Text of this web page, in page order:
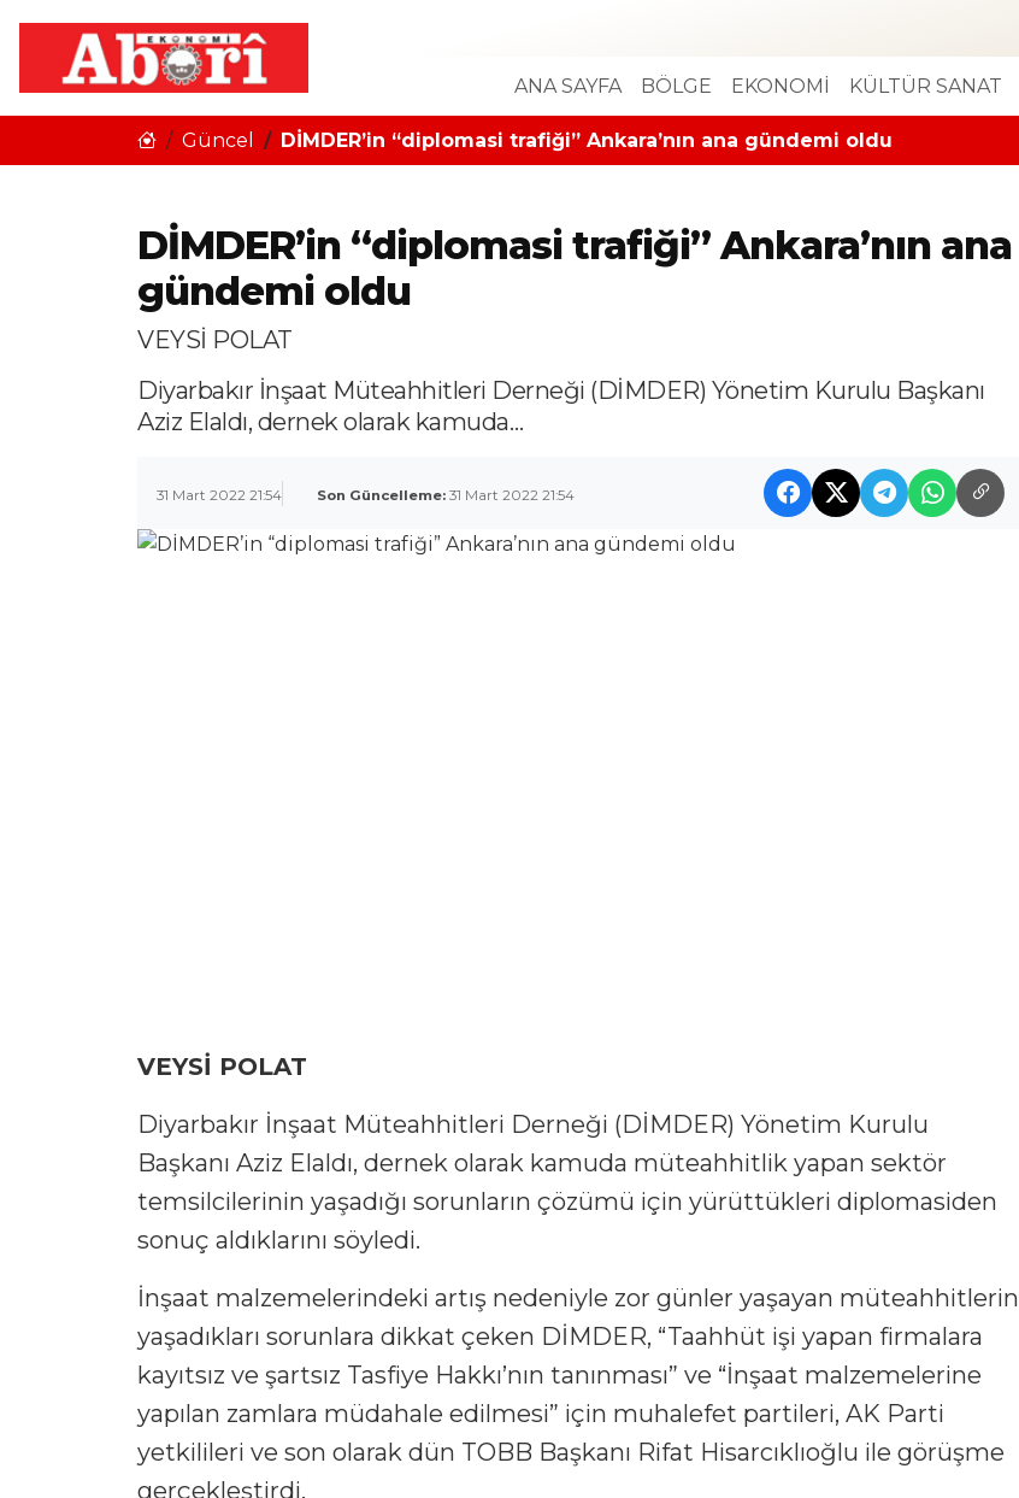
ANA SAYFA BÖLGE EKONOMİ KÜLTÜR SANAT
Güncel DİMDER’in “diplomasi trafiği” Ankara’nın ana gündemi oldu
DİMDER’in “diplomasi trafiği” Ankara’nın ana
gündemi oldu
VEYSİ POLAT
Diyarbakır İnşaat Müteahhitleri Derneği (DİMDER) Yönetim Kurulu Başkanı
Aziz Elaldı, dernek olarak kamuda…
31 Mart 2022 21:54 Son Güncelleme: 31 Mart 2022 21:54
VEYSİ POLAT
Diyarbakır İnşaat Müteahhitleri Derneği (DİMDER) Yönetim Kurulu
Başkanı Aziz Elaldı, dernek olarak kamuda müteahhitlik yapan sektör
temsilcilerinin yaşadığı sorunların çözümü için yürüttükleri diplomasiden
sonuç aldıklarını söyledi.
İnşaat malzemelerindeki artış nedeniyle zor günler yaşayan müteahhitlerin
yaşadıkları sorunlara dikkat çeken DİMDER, “Taahhüt işi yapan firmalara
kayıtsız ve şartsız Tasfiye Hakkı’nın tanınması” ve “İnşaat malzemelerine
yapılan zamlara müdahale edilmesi” için muhalefet partileri, AK Parti
yetkilileri ve son olarak dün TOBB Başkanı Rifat Hisarcıklıoğlu ile görüşme
gerçekleştirdi.